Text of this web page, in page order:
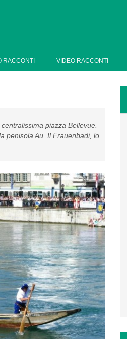
RACCONTI VIDEO RACCONTI
piazza Bellevue.
penisola Au. Il Frauenbadi, lo